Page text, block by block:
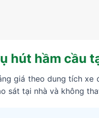
hút hầm cầu
giá theo dung tích
sát tại nhà và không